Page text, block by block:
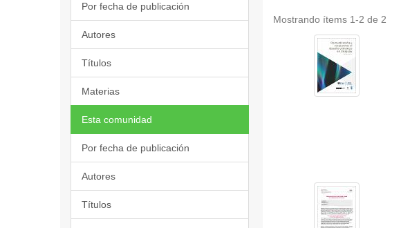
Por fecha de publicación
Autores
Títulos
Materias
Esta comunidad
Por fecha de publicación
Autores
Títulos
Mostrando ítems 1-2 de 2